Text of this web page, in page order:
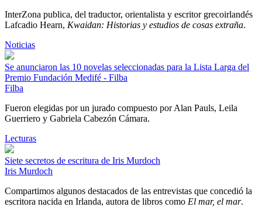
InterZona publica, del traductor, orientalista y escritor grecoirlandés
Lafcadio Hearn, Kwaidan: Historias y estudios de cosas extraña.
Noticias
Se anunciaron las 10 novelas seleccionadas para la Lista Larga del
Premio Fundación Medifé - Filba
Filba
Fueron elegidas por un jurado compuesto por Alan Pauls, Leila
Guerriero y Gabriela Cabezón Cámara.
Lecturas
Siete secretos de escritura de Iris Murdoch
Iris Murdoch
Compartimos algunos destacados de las entrevistas que concedió la
escritora nacida en Irlanda, autora de libros como El mar, el mar.